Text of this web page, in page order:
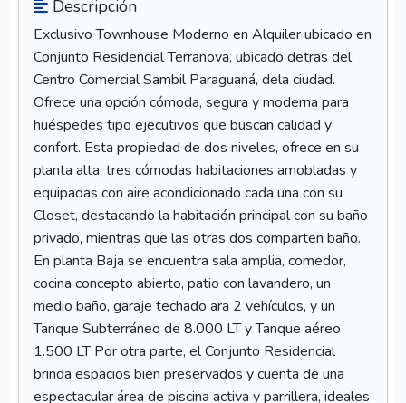
Solicitar información
Compartir:
Descripción
Exclusivo Townhouse Moderno en Alquiler ubicado en
Conjunto Residencial Terranova, ubicado detras del
Centro Comercial Sambil Paraguaná, dela ciudad.
Ofrece una opción cómoda, segura y moderna para
huéspedes tipo ejecutivos que buscan calidad y
confort. Esta propiedad de dos niveles, ofrece en su
planta alta, tres cómodas habitaciones amobladas y
equipadas con aire acondicionado cada una con su
Closet, destacando la habitación principal con su baño